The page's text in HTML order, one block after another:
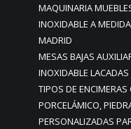
MAQUINARIA
INOXIDABLE A
MADRID
MESAS BAJAS
INOXIDABLE
TIPOS DE
PORCELÁMICO,
PERSONALIZADAS